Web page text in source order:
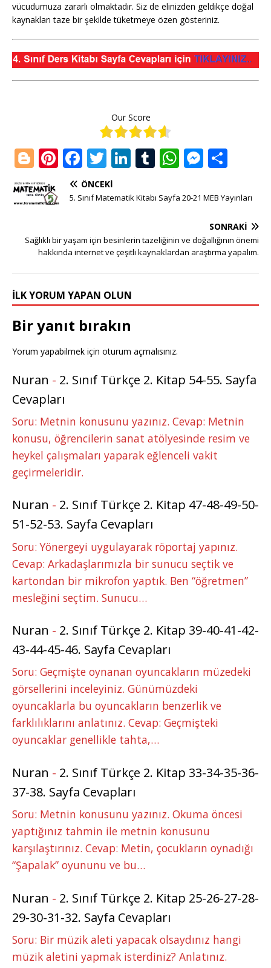
vücudumuza zararlı olmaktadır. Siz de elinizden geldikçe doğal
kaynakları taze bir şekilde tüketmeye özen gösteriniz.
Our Score
Bl
o
g
e
r
Pi
n
te
e
st
F
a
c
b
o
k
T
w
it
r
Li
k
dI
n
T
m
r
W
at
A
p
M
ss
n
g
ar
ÖNCEKI
5. Sınıf Matematik Kitabı Sayfa 20-21 MEB Yayınları
SONRAKI
Sağlıklı bir yaşam için besinlerin tazeliğinin ve doğallığının önemi
hakkında internet ve çeşitli kaynaklardan araştırma yapalım.
İLK YORUM YAPAN OLUN
Bir yanıt bırakın
Yorum yapabilmek için oturum açmalısınız.
Nuran - 2. Sınıf Türkçe 2. Kitap 54-55. Sayfa
Cevapları
Soru: Metnin konusunu yazınız. Cevap: Metnin
konusu, öğrencilerin sanat atölyesinde resim ve
heykel çalışmaları yaparak eğlenceli vakit
geçirmeleridir.
Nuran - 2. Sınıf Türkçe 2. Kitap 47-48-49-50-
51-52-53. Sayfa Cevapları
Soru: Yönergeyi uygulayarak röportaj yapınız.
Cevap: Arkadaşlarımızla bir sunucu seçtik ve
kartondan bir mikrofon yaptık. Ben “öğretmen”
mesleğini seçtim. Sunucu…
Nuran - 2. Sınıf Türkçe 2. Kitap 39-40-41-42-
43-44-45-46. Sayfa Cevapları
Soru: Geçmişte oynanan oyuncakların müzedeki
görsellerini inceleyiniz. Günümüzdeki
oyuncaklarla bu oyuncakların benzerlik ve
farklılıklarını anlatınız. Cevap: Geçmişteki
oyuncaklar genellikle tahta,…
Nuran - 2. Sınıf Türkçe 2. Kitap 33-34-35-36-
37-38. Sayfa Cevapları
Soru: Metnin konusunu yazınız. Okuma öncesi
yaptığınız tahmin ile metnin konusunu
karşılaştırınız. Cevap: Metin, çocukların oynadığı
“Şapalak” oyununu ve bu…
Nuran - 2. Sınıf Türkçe 2. Kitap 25-26-27-28-
29-30-31-32. Sayfa Cevapları
Soru: Bir müzik aleti yapacak olsaydınız hangi
müzik aletini yapmak isterdiniz? Anlatınız.